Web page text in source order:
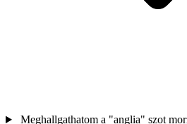
Meghallgathatom a "anglia" szot